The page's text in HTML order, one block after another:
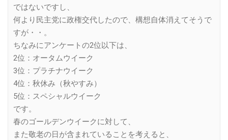
ではないですし、
何より民主党に政権交代したので、構想自体消えてそうで
すが・・。
ちなみにアンケートの2位以下は、
2位：オータムウイーク
3位：プラチナウイーク
4位：秋休み（秋やすみ）
5位：スペシャルウイーク
です。
春のゴールデンウイークに対して、
また敬老の日が含まれていることを考えると、